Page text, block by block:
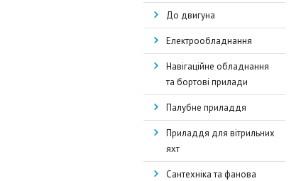
До двигуна
Електрообладнання
Навігаційне обладнання
та бортові прилади
Палубне приладдя
Приладдя для вітрильних
яхт
Сантехніка та фанова